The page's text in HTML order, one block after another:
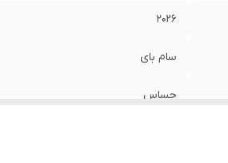
2026
سام بای
حساس